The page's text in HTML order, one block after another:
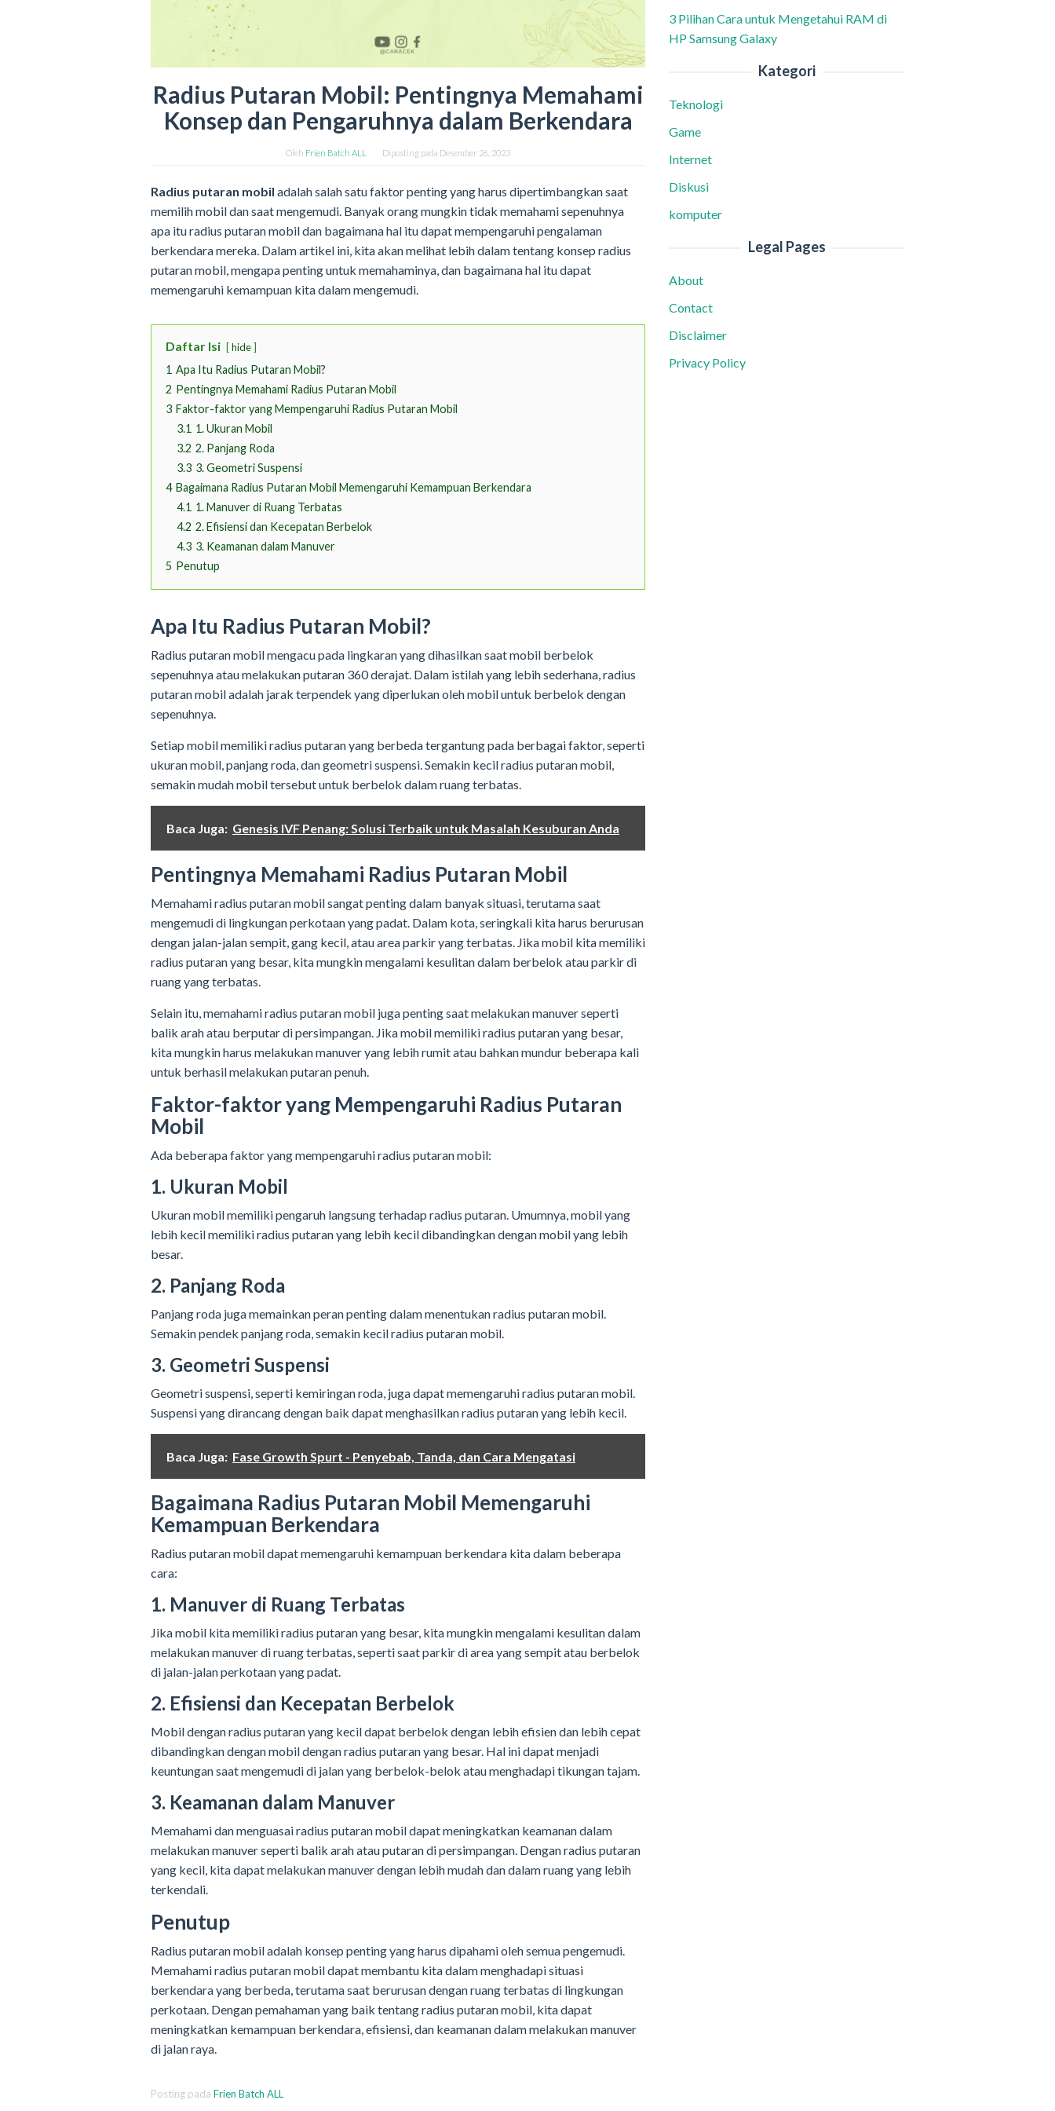
Radius Putaran Mobil: Pentingnya Memahami
Konsep dan Pengaruhnya dalam Berkendara
Oleh Frien Batch ALL Diposting pada Desember 26, 2023
Radius putaran mobil adalah salah satu faktor penting yang harus dipertimbangkan saat
memilih mobil dan saat mengemudi. Banyak orang mungkin tidak memahami sepenuhnya
apa itu radius putaran mobil dan bagaimana hal itu dapat mempengaruhi pengalaman
berkendara mereka. Dalam artikel ini, kita akan melihat lebih dalam tentang konsep radius
putaran mobil, mengapa penting untuk memahaminya, dan bagaimana hal itu dapat
memengaruhi kemampuan kita dalam mengemudi.
Daftar Isi hide
1 Apa Itu Radius Putaran Mobil?
2 Pentingnya Memahami Radius Putaran Mobil
3 Faktor-faktor yang Mempengaruhi Radius Putaran Mobil
3.1 1. Ukuran Mobil
3.2 2. Panjang Roda
3.3 3. Geometri Suspensi
4 Bagaimana Radius Putaran Mobil Memengaruhi Kemampuan Berkendara
4.1 1. Manuver di Ruang Terbatas
4.2 2. Efisiensi dan Kecepatan Berbelok
4.3 3. Keamanan dalam Manuver
5 Penutup
Apa Itu Radius Putaran Mobil?
Radius putaran mobil mengacu pada lingkaran yang dihasilkan saat mobil berbelok
sepenuhnya atau melakukan putaran 360 derajat. Dalam istilah yang lebih sederhana, radius
putaran mobil adalah jarak terpendek yang diperlukan oleh mobil untuk berbelok dengan
sepenuhnya.
Setiap mobil memiliki radius putaran yang berbeda tergantung pada berbagai faktor, seperti
ukuran mobil, panjang roda, dan geometri suspensi. Semakin kecil radius putaran mobil,
semakin mudah mobil tersebut untuk berbelok dalam ruang terbatas.
Baca Juga: Genesis IVF Penang: Solusi Terbaik untuk Masalah Kesuburan Anda
Pentingnya Memahami Radius Putaran Mobil
Memahami radius putaran mobil sangat penting dalam banyak situasi, terutama saat
mengemudi di lingkungan perkotaan yang padat. Dalam kota, seringkali kita harus berurusan
dengan jalan-jalan sempit, gang kecil, atau area parkir yang terbatas. Jika mobil kita memiliki
radius putaran yang besar, kita mungkin mengalami kesulitan dalam berbelok atau parkir di
ruang yang terbatas.
Selain itu, memahami radius putaran mobil juga penting saat melakukan manuver seperti
balik arah atau berputar di persimpangan. Jika mobil memiliki radius putaran yang besar,
kita mungkin harus melakukan manuver yang lebih rumit atau bahkan mundur beberapa kali
untuk berhasil melakukan putaran penuh.
Faktor-faktor yang Mempengaruhi Radius Putaran
Mobil
Ada beberapa faktor yang mempengaruhi radius putaran mobil:
1. Ukuran Mobil
Ukuran mobil memiliki pengaruh langsung terhadap radius putaran. Umumnya, mobil yang
lebih kecil memiliki radius putaran yang lebih kecil dibandingkan dengan mobil yang lebih
besar.
2. Panjang Roda
Panjang roda juga memainkan peran penting dalam menentukan radius putaran mobil.
Semakin pendek panjang roda, semakin kecil radius putaran mobil.
3. Geometri Suspensi
Geometri suspensi, seperti kemiringan roda, juga dapat memengaruhi radius putaran mobil.
Suspensi yang dirancang dengan baik dapat menghasilkan radius putaran yang lebih kecil.
Baca Juga: Fase Growth Spurt - Penyebab, Tanda, dan Cara Mengatasi
Bagaimana Radius Putaran Mobil Memengaruhi
Kemampuan Berkendara
Radius putaran mobil dapat memengaruhi kemampuan berkendara kita dalam beberapa
cara:
1. Manuver di Ruang Terbatas
Jika mobil kita memiliki radius putaran yang besar, kita mungkin mengalami kesulitan dalam
melakukan manuver di ruang terbatas, seperti saat parkir di area yang sempit atau berbelok
di jalan-jalan perkotaan yang padat.
2. Efisiensi dan Kecepatan Berbelok
Mobil dengan radius putaran yang kecil dapat berbelok dengan lebih efisien dan lebih cepat
dibandingkan dengan mobil dengan radius putaran yang besar. Hal ini dapat menjadi
keuntungan saat mengemudi di jalan yang berbelok-belok atau menghadapi tikungan tajam.
3. Keamanan dalam Manuver
Memahami dan menguasai radius putaran mobil dapat meningkatkan keamanan dalam
melakukan manuver seperti balik arah atau putaran di persimpangan. Dengan radius putaran
yang kecil, kita dapat melakukan manuver dengan lebih mudah dan dalam ruang yang lebih
terkendali.
Penutup
Radius putaran mobil adalah konsep penting yang harus dipahami oleh semua pengemudi.
Memahami radius putaran mobil dapat membantu kita dalam menghadapi situasi
berkendara yang berbeda, terutama saat berurusan dengan ruang terbatas di lingkungan
perkotaan. Dengan pemahaman yang baik tentang radius putaran mobil, kita dapat
meningkatkan kemampuan berkendara, efisiensi, dan keamanan dalam melakukan manuver
di jalan raya.
Posting pada Frien Batch ALL
3 Pilihan Cara untuk Mengetahui RAM di
HP Samsung Galaxy
Kategori
Teknologi
Game
Internet
Diskusi
komputer
Legal Pages
About
Contact
Disclaimer
Privacy Policy